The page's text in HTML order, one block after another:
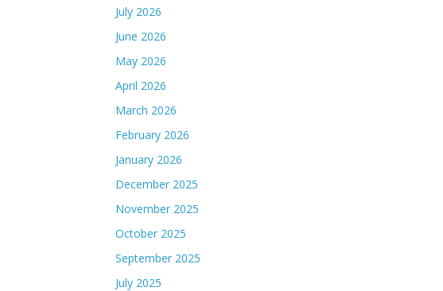
July 2026
June 2026
May 2026
April 2026
March 2026
February 2026
January 2026
December 2025
November 2025
October 2025
September 2025
July 2025